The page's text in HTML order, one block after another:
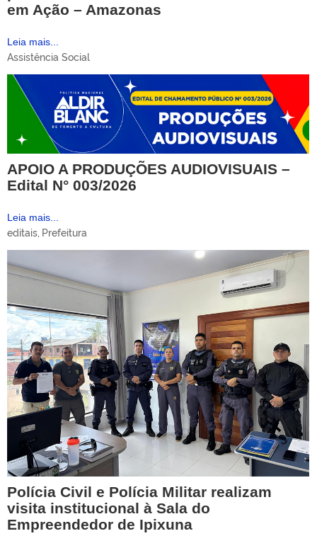
em Ação – Amazonas
Leia mais...
Assistência Social
APOIO A PRODUÇÕES AUDIOVISUAIS –
Edital N° 003/2026
Leia mais...
editais Prefeitura
Polícia Civil e Polícia Militar realizam
visita institucional à Sala do
Empreendedor de Ipixuna